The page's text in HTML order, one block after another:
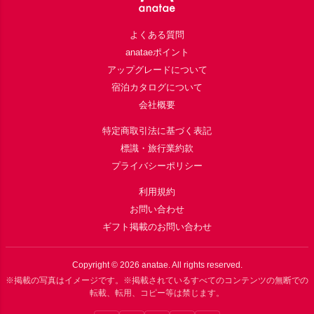
よくある質問
anataeポイント
アップグレードについて
宿泊カタログについて
会社概要
特定商取引法に基づく表記
標識・旅行業約款
プライバシーポリシー
利用規約
お問い合わせ
ギフト掲載のお問い合わせ
Copyright © 2026 anatae. All rights reserved.
※掲載の写真はイメージです。※掲載されているすべてのコンテンツの無断での
転載、転用、コピー等は禁じます。